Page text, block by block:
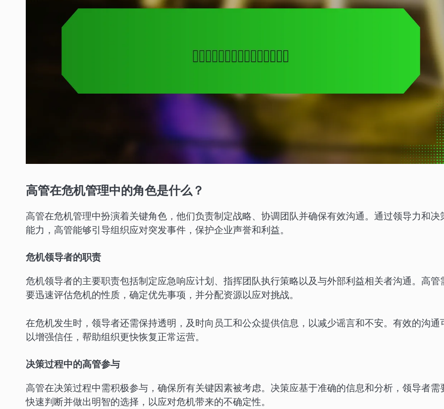
高管在危机管理中的角色是什么？
高管在危机管理中扮演着关键角色，他们负责制定战略、协调团队并确保有效沟通。通过领导力和决
能力，高管能够引导组织应对突发事件，保护企业声誉和利益。
危机领导者的职责
危机领导者的主要职责包括制定应急响应计划、指挥团队执行策略以及与外部利益相关者沟通。高管
要迅速评估危机的性质，确定优先事项，并分配资源以应对挑战。
在危机发生时，领导者还需保持透明，及时向员工和公众提供信息，以减少谣言和不安。有效的沟通
以增强信任，帮助组织更快恢复正常运营。
决策过程中的高管参与
高管在决策过程中需积极参与，确保所有关键因素被考虑。决策应基于准确的信息和分析，领导者需
快速判断并做出明智的选择，以应对危机带来的不确定性。